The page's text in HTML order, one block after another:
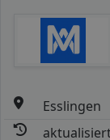
Esslingen